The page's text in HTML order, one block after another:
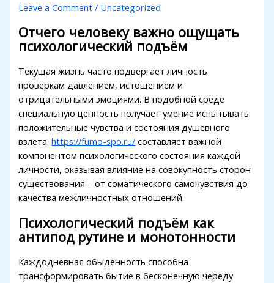
panel
panel
panel
panel
panel
panel
panel
panel
panel
Leave a Comment / Uncategorized
Отчего человеку важно ощущать
психологический подъём
Текущая жизнь часто подвергает личность
проверкам давлением, истощением и
отрицательными эмоциями. В подобной среде
специальную ценность получает умение испытывать
положительные чувства и состояния душевного
взлета.https://fumo-spo.ru/ составляет важной
компонентом психологического состояния каждой
личности, оказывая влияние на совокупность сторон
существования – от соматического самочувствия до
качества межличностных отношений.
Психологический подъём как
антипод рутине и монотонности
Каждодневная обыденность способна
трансформировать бытие в бесконечную череду